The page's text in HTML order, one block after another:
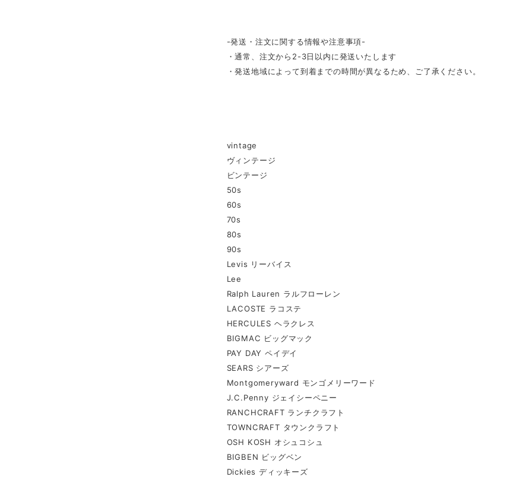
-発送・注文に関する情報や注意事項-
・通常、注文から2-3日以内に発送いたします
・発送地域によって到着までの時間が異なるため、ご了承ください。
vintage
ヴィンテージ
ビンテージ
50s
60s
70s
80s
90s
Levis リーバイス
Lee
Ralph Lauren ラルフローレン
LACOSTE ラコステ
HERCULES ヘラクレス
BIGMAC ビッグマック
PAY DAY ペイデイ
SEARS シアーズ
Montgomeryward モンゴメリーワード
J.C.Penny ジェイシーペニー
RANCHCRAFT ランチクラフト
TOWNCRAFT タウンクラフト
OSH KOSH オシュコシュ
BIGBEN ビッグベン
Dickies ディッキーズ